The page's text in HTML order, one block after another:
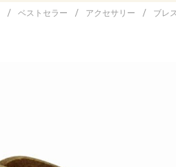
/ ベストセラー / アクセサリー / ブレ